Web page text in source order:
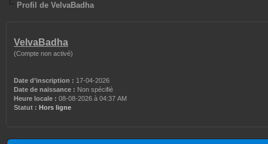
Profil de VelvaBadha
VelvaBadha
(Compte non activé)
Date d’inscription : 17-04-2026
Date de naissance : Non spécifié
Heure locale : 08-08-2026 à 04:37 AM
Statut : Hors ligne